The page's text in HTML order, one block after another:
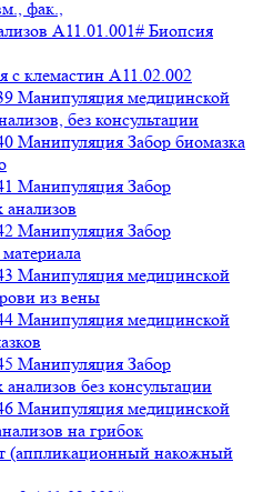
фак.,
A11.01.001# Биопсия
с клемастин A11.02.002
Манипуляция медицинской
без консультации
Манипуляция Забор биомазка
Манипуляция Забор
анализов
Манипуляция Забор
Манипуляция медицинской
из вены
Манипуляция медицинской
Манипуляция Забор
без консультации
Манипуляция медицинской
на грибок
(аппликационный накожный